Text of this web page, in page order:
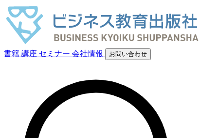
書籍 講座 セミナー 会社情報 お問い合わせ